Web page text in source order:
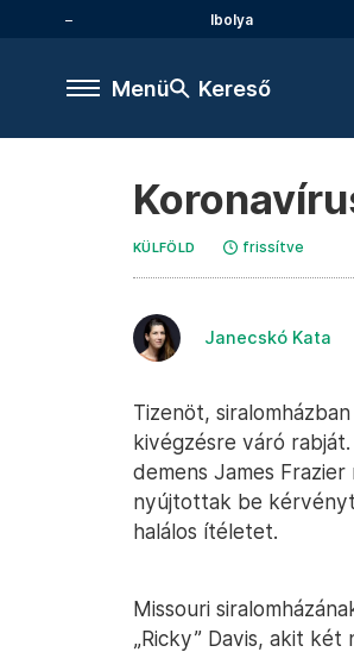
Ibolya
Menü Kereső
KÜLFÖLD frissítve
Janecskó Kata
Tizenöt,
kivégzésre váró
demens James
nyújtottak be
halálos ítéletet.
Missouri
„Ricky” Davis, akit